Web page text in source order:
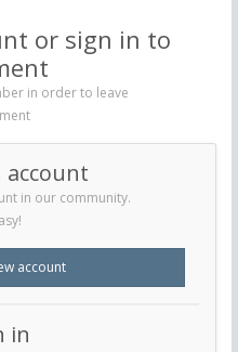
or sign in to
in order to leave
account
in our community.
account
in